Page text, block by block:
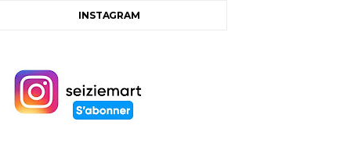
INSTAGRAM